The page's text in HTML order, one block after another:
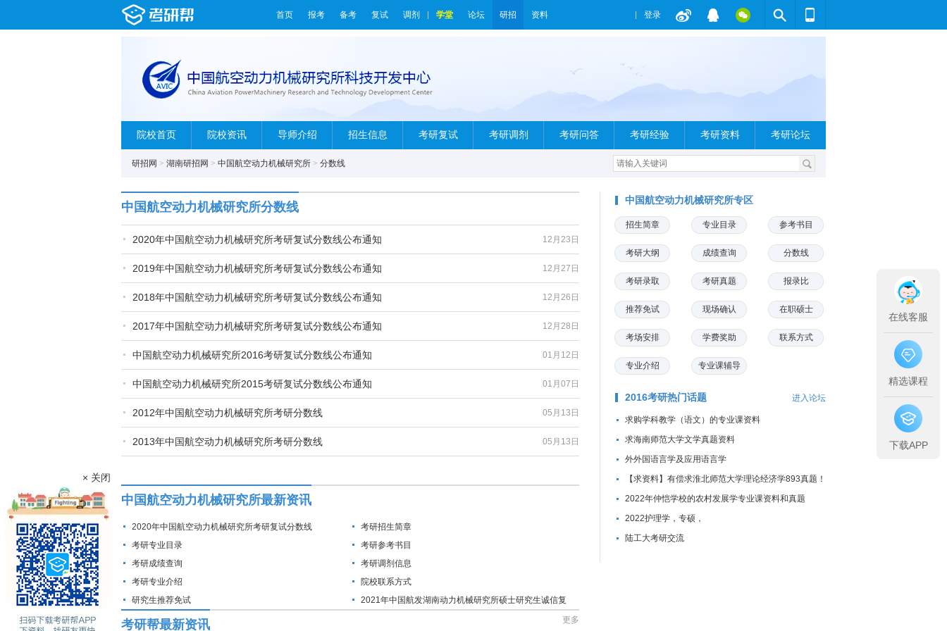
首页 报考 备考 复试 调剂 学堂 论坛 研招 资料 登录
院校首页 院校资讯 导师介绍 招生信息 考研复试 考研调剂 考研问答 考研经验 考研资料 考研论坛
研招网 > 湖南研招网 > 中国航空动力机械研究所 > 分数线
中国航空动力机械研究所分数线
12月23日
2020年中国航空动力机械研究所考研复试分数线公布通知
12月27日
2019年中国航空动力机械研究所考研复试分数线公布通知
12月26日
2018年中国航空动力机械研究所考研复试分数线公布通知
12月28日
2017年中国航空动力机械研究所考研复试分数线公布通知
01月12日
中国航空动力机械研究所2016考研复试分数线公布通知
01月07日
中国航空动力机械研究所2015考研复试分数线公布通知
05月13日
2012年中国航空动力机械研究所考研分数线
05月13日
2013年中国航空动力机械研究所考研分数线
中国航空动力机械研究所最新资讯
2020年中国航空动力机械研究所考研复试分数线
考研招生简章
考研专业目录
考研参考书目
考研成绩查询
考研调剂信息
考研专业介绍
院校联系方式
研究生推荐免试
2021年中国航发湖南动力机械研究所硕士研究生诚信复
考研帮最新资讯 更多
中国航空动力机械研究所专区
招生简章 专业目录 参考书目
考研大纲 成绩查询 分数线
考研录取 考研真题 报录比
推荐免试 现场确认 在职硕士
考场安排 学费奖助 联系方式
专业介绍 专业课辅导
2016考研热门话题 进入论坛
求购学科教学（语文）的专业课资料
求海南师范大学文学真题资料
外外国语言学及应用语言学
【求资料】有偿求淮北师范大学理论经济学893真题！
2022年仲恺学校的农村发展学专业课资料和真题
2022护理学，专硕，
陆工大考研交流
× 关闭
在线客服
精选课程
下载APP